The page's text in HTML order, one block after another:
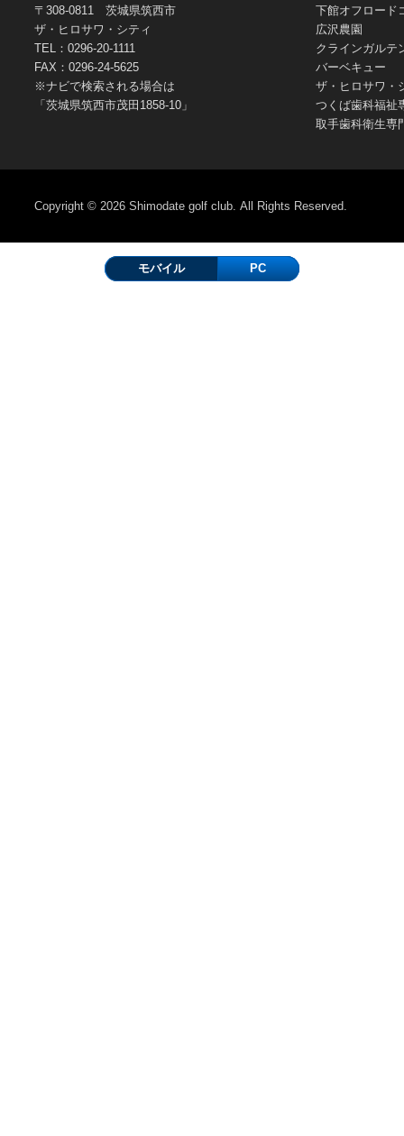
〒308-0811 茨城県筑西市
ザ・ヒロサワ・シティ
TEL：0296-20-1111
FAX：0296-24-5625
※ナビで検索される場合は
「茨城県筑西市茂田1858-10」
下館オフロード
広沢農園
クラインガルテ
バーベキュー
ザ・ヒロサワ・
つくば歯科福祉
取手歯科衛生専
Copyright © 2026 Shimodate golf club. All Rights Reserved.
モバイル PC